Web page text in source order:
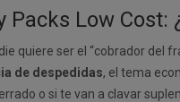
Packs Low
quiere ser el “cobrador del
de despedidas, el tema
o si te van a clavar